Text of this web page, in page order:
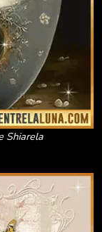
Shiarela